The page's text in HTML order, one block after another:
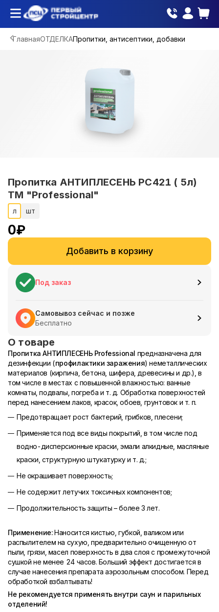
ГлавнаяОТДЕЛКАПропитки, антисептики, добавки
Пропитка АНТИПЛЕСЕНЬ PC421 ( 5л)
ТМ "Professional"
л шт
0₽
Добавить в корзину
Под заказ
Самовывоз сейчас и позже
Бесплатно
О товаре
Пропитка АНТИПЛЕСЕНЬProfessional предназначена для
дезинфекции (профилактики заражения) неметаллических
материалов (кирпича, бетона, шифера, древесины и др.), в
том числе в местах с повышенной влажностью: ванные
комнаты, подвалы, погреба и т. д. Обработка поверхностей
перед нанесением лаков, красок, обоев, грунтовок и т. п.
Предотвращает рост бактерий, грибков, плесени;
Применяется под все виды покрытий, в том числе под
водно-дисперсионные краски, эмали алкидные, масляные
краски, структурную штукатурку и т. д.;
Не окрашивает поверхность;
Не содержит летучих токсичных компонентов;
Продолжительность защиты – более 3 лет.
Применение:Наносится кистью, губкой, валиком или
распылителем на сухую, предварительно очищенную от
пыли, грязи, масел поверхность в два слоя с промежуточной
сушкой не менее 24 часов. Больший эффект достигается в
случае нанесения препарата аэрозольным способом. Перед
обработкой взбалтывать!
Не рекомендуется применять внутри саун и парильных
отделений!